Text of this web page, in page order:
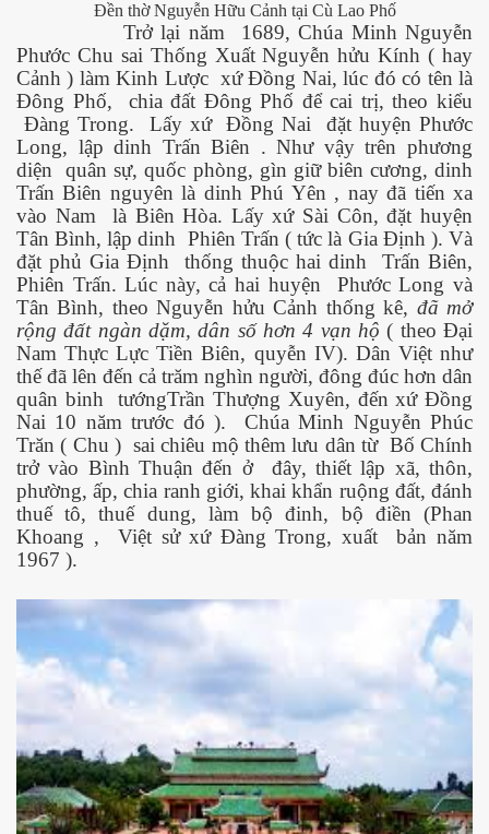
Đền thờ Nguyễn Hữu Cảnh tại Cù Lao Phố
Trở lại năm
1689, Chúa Minh Nguyễn
Phước Chu sai Thống Xuất Nguyễn hửu Kính ( hay
Cảnh ) làm Kinh Lược xứ Đồng Nai, lúc đó có tên là
Đông Phố,
chia đất Đông Phố để cai trị, theo kiểu
Đàng Trong.
Lấy xứ Đồng Nai
đặt huyện Phước
Long, lập dinh Trấn Biên . Như vậy trên phương
diện
quân sự, quốc phòng, gìn giữ biên cương, dinh
Trấn Biên nguyên là dinh Phú Yên , nay đã tiến xa
vào Nam
là Biên Hòa. Lấy xứ Sài Côn, đặt huyện
Tân Bình, lập dinh Phiên Trấn ( tức là Gia Định ). Và
đặt phủ Gia Định
thống thuộc hai dinh
Trấn Biên,
Phiên Trấn. Lúc này, cả hai huyện
Phước Long và
Tân Bình, theo Nguyễn hửu Cảnh thống kê, đã mở
rộng đất ngàn dặm, dân số hơn 4 vạn hộ( theo Đại
Nam Thực Lực Tiền Biên, quyễn IV). Dân Việt như
thế đã lên đến cả trăm nghìn người, đông đúc hơn dân
quân binh
tướngTrần Thượng Xuyên, đến xứ Đồng
Nai 10 năm trước đó ).
Chúa Minh Nguyễn Phúc
Trăn ( Chu ) sai chiêu mộ thêm lưu dân từ Bố Chính
trở vào Bình Thuận đến ở
đây, thiết lập xã, thôn,
phường, ấp, chia ranh giới, khai khẩn ruộng đất, đánh
thuế tô, thuế dung, làm bộ đinh, bộ điền (Phan
Khoang ,
Việt sử xứ Đàng Trong, xuất
bản năm
1967 ).
Văn Đạt
Mers-CoV
sức khỏe
Pháp